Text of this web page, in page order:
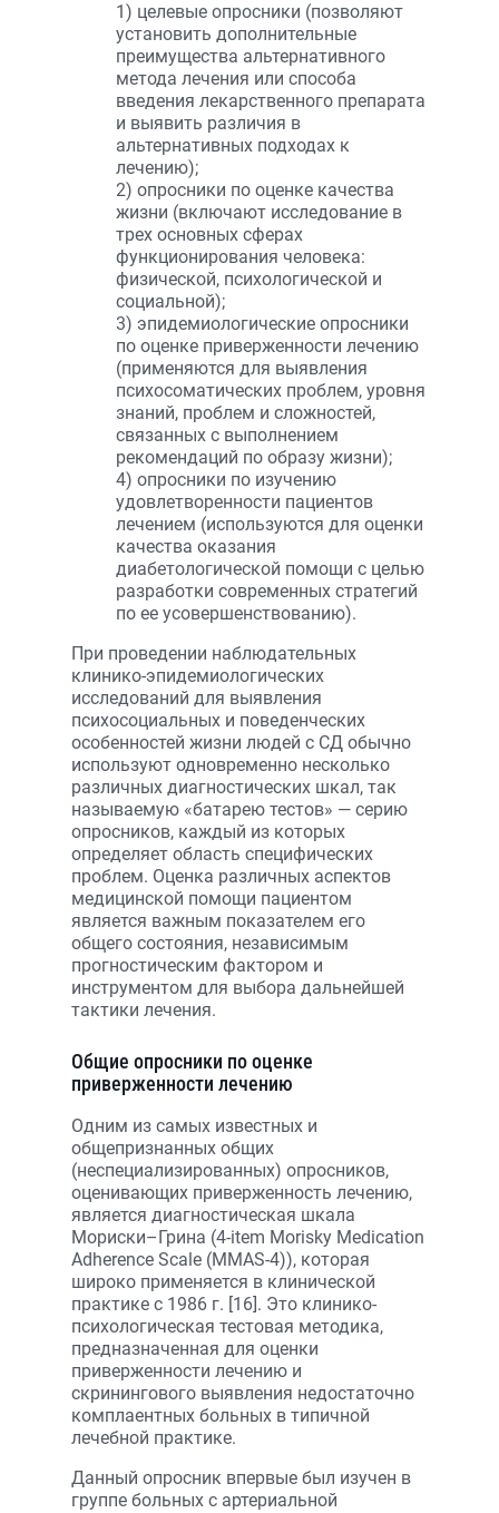
1) целевые опросники (позволяют
установить дополнительные
преимущества альтернативного
метода лечения или способа
введения лекарственного препарата
и выявить различия в
альтернативных подходах к
лечению);
2) опросники по оценке качества
жизни (включают исследование в
трех основных сферах
функционирования человека:
физической, психологической и
социальной);
3) эпидемиологические опросники
по оценке приверженности лечению
(применяются для выявления
психосоматических проблем, уровня
знаний, проблем и сложностей,
связанных с выполнением
рекомендаций по образу жизни);
4) опросники по изучению
удовлетворенности пациентов
лечением (используются для оценки
качества оказания
диабетологической помощи с целью
разработки современных стратегий
по ее усовершенствованию).
При проведении наблюдательных
клинико-эпидемиологических
исследований для выявления
психосоциальных и поведенческих
особенностей жизни людей с СД обычно
используют одновременно несколько
различных диагностических шкал, так
называемую «батарею тестов» — серию
опросников, каждый из которых
определяет область специфических
проблем. Оценка различных аспектов
медицинской помощи пациентом
является важным показателем его
общего состояния, независимым
прогностическим фактором и
инструментом для выбора дальнейшей
тактики лечения.
Общие опросники по оценке
приверженности лечению
Одним из самых известных и
общепризнанных общих
(неспециализированных) опросников,
оценивающих приверженность лечению,
является диагностическая шкала
Мориски–Грина (4-item Morisky Medication
Adherence Scale (MMAS-4)), которая
широко применяется в клинической
практике с 1986 г. [16]. Это клинико-
психологическая тестовая методика,
предназначенная для оценки
приверженности лечению и
скринингового выявления недостаточно
комплаентных больных в типичной
лечебной практике.
Данный опросник впервые был изучен в
группе больных с артериальной